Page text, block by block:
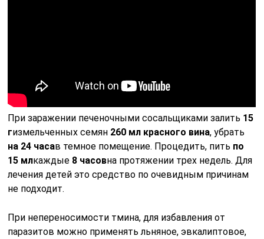
При заражении печеночными сосальщиками залить 15
гизмельченных семян 260 мл красного вина, убрать
на 24 часав темное помещение. Процедить, пить по
15 млкаждые 8 часовна протяжении трех недель. Для
лечения детей это средство по очевидным причинам
не подходит.
При непереносимости тмина, для избавления от
паразитов можно применять льняное, эвкалиптовое,